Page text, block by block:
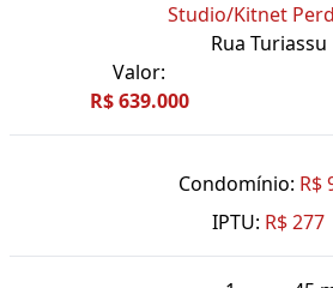
Studio/Kitnet
Rua Turiassu
Valor:
R$ 639.000
Condomínio: R$
IPTU: R$ 277